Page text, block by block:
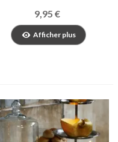
9,95 €
Afficher plus